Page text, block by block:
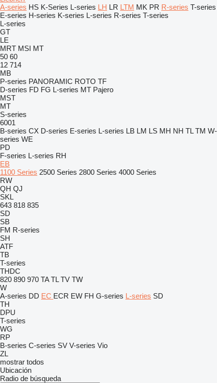
A-series HS K-Series L-series LH LR LTM MK PR R-series T-series
E-series H-series K-series L-series R-series T-series
L-series
GT
LE
MRT MSI MT
50 60
12 714
MB
P-series PANORAMIC ROTO TF
D-series FD FG L-series MT Pajero
MST
MT
S-series
6001
B-series CX D-series E-series L-series LB LM LS MH NH TL TM W-
series WE
PD
F-series L-series RH
EB
1100 Series 2500 Series 2800 Series 4000 Series
RW
QH QJ
SKL
643 818 835
SD
SB
FM R-series
SH
ATF
TB
T-series
THDC
820 890 970 TA TL TV TW
W
A-series DD EC ECR EW FH G-series L-series SD
TH
DPU
T-series
WG
RP
B-series C-series SV V-series Vio
ZL
mostrar todos
Ubicación
Radio de búsqueda